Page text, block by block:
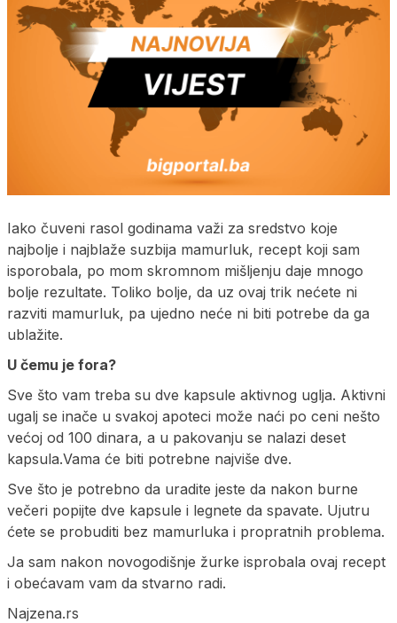
Iako čuveni rasol godinama važi za sredstvo koje
najbolje i najblaže suzbija mamurluk, recept koji sam
isporobala, po mom skromnom mišljenju daje mnogo
bolje rezultate. Toliko bolje, da uz ovaj trik nećete ni
razviti mamurluk, pa ujedno neće ni biti potrebe da ga
ublažite.
U čemu je fora?
Sve što vam treba su dve kapsule aktivnog uglja. Aktivni
ugalj se inače u svakoj apoteci može naći po ceni nešto
većoj od 100 dinara, a u pakovanju se nalazi deset
kapsula.Vama će biti potrebne najviše dve.
Sve što je potrebno da uradite jeste da nakon burne
večeri popijte dve kapsule i legnete da spavate. Ujutru
ćete se probuditi bez mamurluka i propratnih problema.
Ja sam nakon novogodišnje žurke isprobala ovaj recept
i obećavam vam da stvarno radi.
Najzena.rs